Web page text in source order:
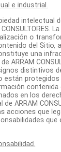
e industrial.
intelectual
o
del Sitio,
una
ARRAM
distintivos
están protegidos
en los
ARRAM
acciones que
que